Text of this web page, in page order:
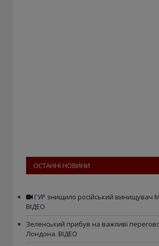
ОСТАННІ НОВИНИ
ГУР знищило російський винищувач
ВІДЕО
Зеленський прибув на важливі
Лондона. ВІДЕО